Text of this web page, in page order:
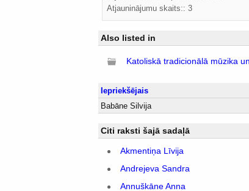
Atjauninājumu skaits:: 3
Also listed in
Katoliskā tradicionālā mūzika
Iepriekšējais
Babāne Silvija
Citi raksti šajā sadaļā
Akmentiņa Līvija
Andrejeva Sandra
Annuškāne Anna